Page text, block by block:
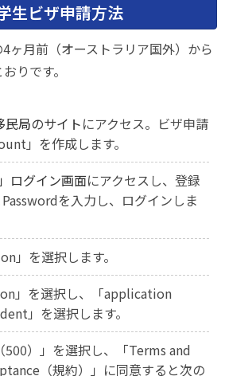
生ビザ申請方法
ヶ月前（オーストラリア国外）から
りです。
民局のサイトにアクセス。ビザ申請
」を作成します。
ログイン画面にアクセスし、登録
を入力し、ログインしま
」を選択します。
」を選択し、「application
」を選択します。
500）」を選択し、「Terms and
（規約）」に同意すると次の